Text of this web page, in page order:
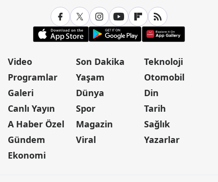
Video
Programlar
Galeri
Canlı Yayın
A Haber Özel
Gündem
Ekonomi
Son Dakika
Yaşam
Dünya
Spor
Magazin
Viral
Teknoloji
Otomobil
Din
Tarih
Sağlık
Yazarlar